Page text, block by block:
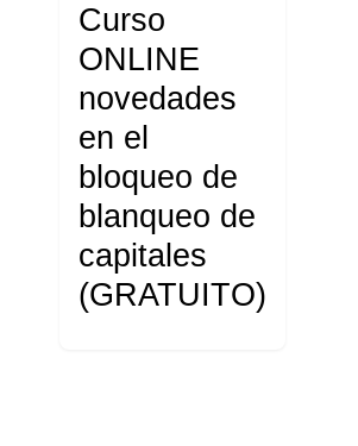
Curso
ONLINE
novedades
en el
bloqueo de
blanqueo de
capitales
(GRATUITO)